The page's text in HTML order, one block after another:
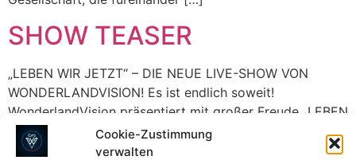
Cookie-Zustimmung
verwalten
SHOW TEASER
„LEBEN WIR JETZT“ – DIE NEUE LIVE-SHOW VON
WONDERLANDVISION! Es ist endlich soweit!
WonderlandVision präsentiert mit großer Freude „LEBEN
WIR JETZT“ – eine einzigartige Live-Show, die
Entertainment und Bewusstseinsförderung auf völlig